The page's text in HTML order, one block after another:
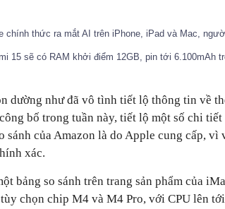
chính thức ra mắt AI trên iPhone, iPad và Mac,
15 sẽ có RAM khởi điểm 12GB, pin tới 6.100mAh
dường như đã vô tình tiết lộ thông tin về
bố trong tuần này, tiết lộ một số chi
sánh của Amazon là do Apple cung cấp,
xác.
bảng so sánh trên trang sản phẩm của
chọn chip M4 và M4 Pro, với CPU lên